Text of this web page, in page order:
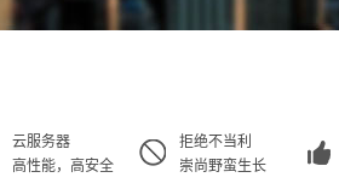
云服务器
高性能，高安全
拒绝不当利
崇尚野蛮生长